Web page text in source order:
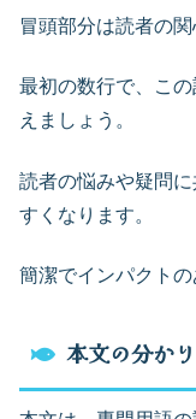
冒頭部分は読者の
最初の数行で、こ
えましょう。
読者の悩みや疑問
すくなります。
簡潔でインパクトの
本文の分か